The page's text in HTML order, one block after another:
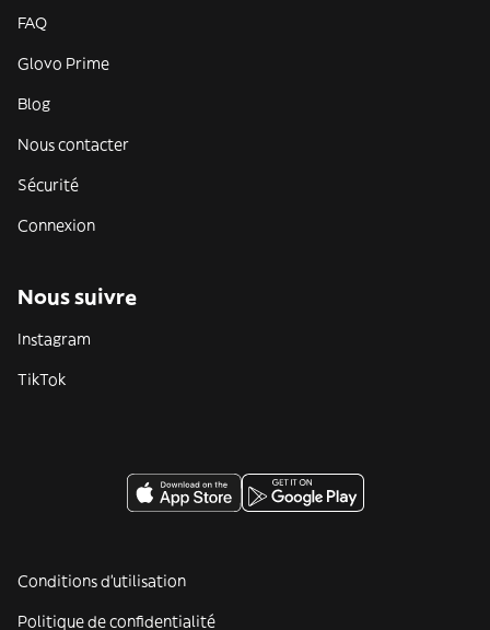
FAQ
Glovo Prime
Blog
Nous contacter
Sécurité
Connexion
Nous suivre
Instagram
TikTok
Conditions d'utilisation
Politique de confidentialité